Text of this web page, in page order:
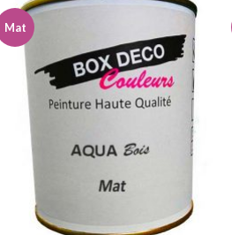
Mat
Ajouter
à la
wishlist